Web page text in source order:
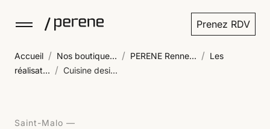
Prenez RDV
Accueil / Nos boutique... / PERENE Renne... / Les
réalisat... / Cuisine desi...
Saint-Malo